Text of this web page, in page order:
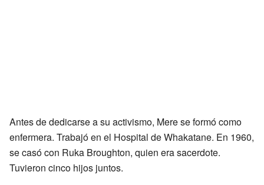
Antes de dedicarse a su activismo, Mere se formó como
enfermera. Trabajó en el Hospital de Whakatane. En 1960,
se casó con Ruka Broughton, quien era sacerdote.
Tuvieron cinco hijos juntos.